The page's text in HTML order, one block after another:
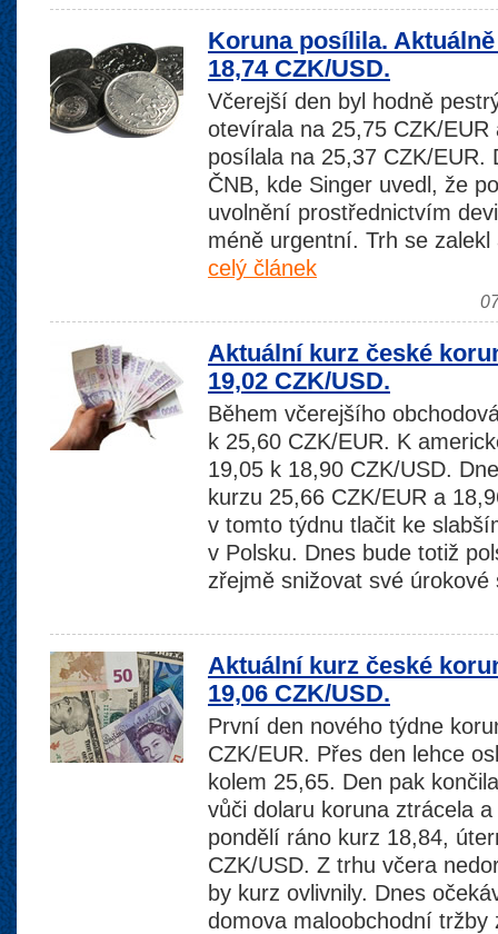
Koruna posílila. Aktuálně
18,74 CZK/USD.
Včerejší den byl hodně
otevírala na 25,75 CZK/
posílala na 25,37 CZK/EUR.
ČNB, kde Singer uvedl, že
uvolnění prostřednictvím
méně urgentní. Trh se
celý článek
Aktuální kurz české
19,02 CZK/USD.
Během včerejšího
k 25,60 CZK/EUR. K
19,05 k 18,90 CZK/USD.
kurzu 25,66 CZK/EUR a
v tomto týdnu tlačit ke
v Polsku. Dnes bude totiž
zřejmě snižovat své
Aktuální kurz české
19,06 CZK/USD.
První den nového týdne
CZK/EUR. Přes den lehce
kolem 25,65. Den pak
vůči dolaru koruna ztrácela
pondělí ráno kurz 18,84,
CZK/USD. Z trhu včera
by kurz ovlivnily. Dnes
domova maloobchodní tržby